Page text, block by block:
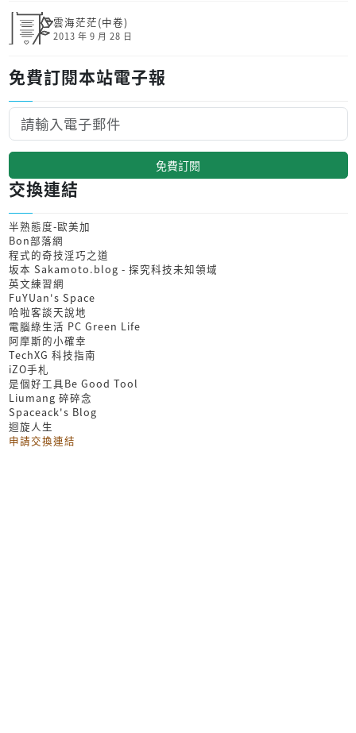
雲海茫茫(中卷)
2013 年 9 月 28 日
免費訂閱本站電子報
免費訂閱
交換連結
半熟態度-歐美加
Bon部落網
程式的奇技淫巧之道
坂本 Sakamoto.blog - 探究科技未知領域
英文練習網
FuYUan's Space
哈啦客談天說地
電腦綠生活 PC Green Life
阿摩斯的小確幸
TechXG 科技指南
iZO手札
是個好工具Be Good Tool
Liumang 碎碎念
Spaceack's Blog
迴旋人生
申請交換連結